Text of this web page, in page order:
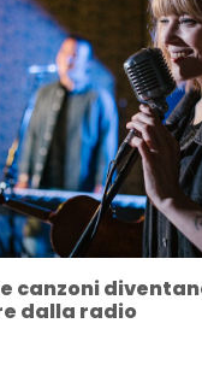
canzoni
dalla radio